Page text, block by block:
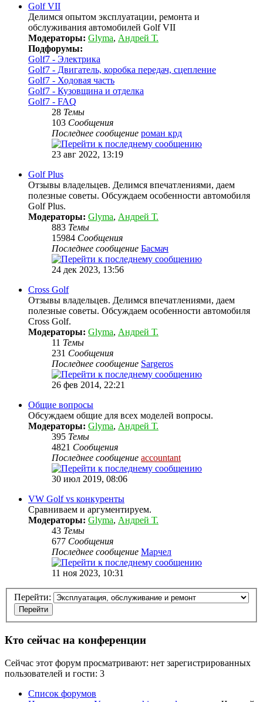
Golf VII
Делимся опытом эксплуатации, ремонта и
обслуживания автомобилей Golf VII
Модераторы: Glyma, Андрей Т.
Подфорумы:
Golf7 - Электрика
Golf7 - Двигатель, коробка передач, сцепление
Golf7 - Ходовая часть
Golf7 - Кузовщина и отделка
Golf7 - FAQ
28 Темы
103 Сообщения
Последнее сообщение роман крд
23 авг 2022, 13:19
Golf Plus
Отзывы владельцев. Делимся впечатлениями, даем
полезные советы. Обсуждаем особенности автомобиля
Golf Plus.
Модераторы: Glyma, Андрей Т.
883 Темы
15984 Сообщения
Последнее сообщение Басмач
24 дек 2023, 13:56
Cross Golf
Отзывы владельцев. Делимся впечатлениями, даем
полезные советы. Обсуждаем особенности автомобиля
Cross Golf.
Модераторы: Glyma, Андрей Т.
11 Темы
231 Сообщения
Последнее сообщение Sargeros
26 фев 2014, 22:21
Общие вопросы
Обсуждаем общие для всех моделей вопросы.
Модераторы: Glyma, Андрей Т.
395 Темы
4821 Сообщения
Последнее сообщение accountant
30 июл 2019, 08:06
VW Golf vs конкуренты
Сравниваем и аргументируем.
Модераторы: Glyma, Андрей Т.
43 Темы
677 Сообщения
Последнее сообщение Марчел
11 ноя 2023, 10:31
Перейти:
Кто сейчас на конференции
Сейчас этот форум просматривают: нет зарегистрированных
пользователей и гости: 3
Список форумов